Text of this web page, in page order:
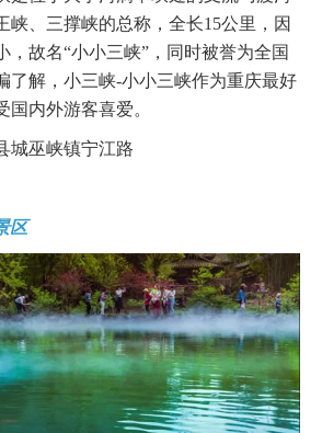
峡、三撑峡的总称，全长15公里，因
，故名“小小三峡”，同时被誉为全国
了解，小三峡-小小三峡作为重庆最好
国内外游客喜爱。
城巫峡镇宁江路
区